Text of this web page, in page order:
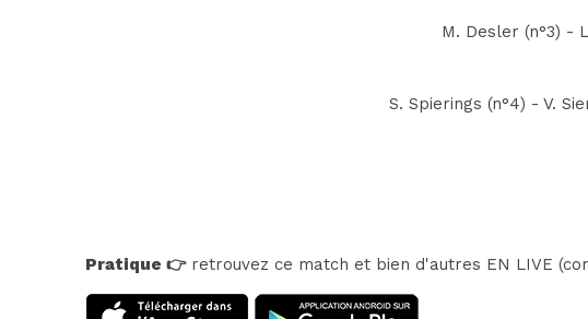
M. Desler (n°3) -
S. Spierings (n°4) - V.
Pratique 👉retrouvez ce match et bien d'autres EN LIVE